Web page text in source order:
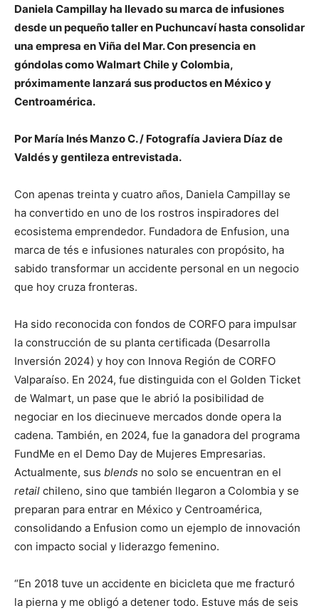
Daniela Campillay ha llevado su marca de infusiones
desde un pequeño taller en Puchuncaví hasta consolidar
una empresa en Viña del Mar. Con presencia en
góndolas como Walmart Chile y Colombia,
próximamente lanzará sus productos en México y
Centroamérica.
Por María Inés Manzo C. / Fotografía Javiera Díaz de
Valdés y gentileza entrevistada.
Con apenas treinta y cuatro años, Daniela Campillay se
ha convertido en uno de los rostros inspiradores del
ecosistema emprendedor. Fundadora de Enfusion, una
marca de tés e infusiones naturales con propósito, ha
sabido transformar un accidente personal en un negocio
que hoy cruza fronteras.
Ha sido reconocida con fondos de CORFO para impulsar
la construcción de su planta certificada (Desarrolla
Inversión 2024) y hoy con Innova Región de CORFO
Valparaíso. En 2024, fue distinguida con el Golden Ticket
de Walmart, un pase que le abrió la posibilidad de
negociar en los diecinueve mercados donde opera la
cadena. También, en 2024, fue la ganadora del programa
FundMe en el Demo Day de Mujeres Empresarias.
Actualmente, sus blends no solo se encuentran en el
retail chileno, sino que también llegaron a Colombia y se
preparan para entrar en México y Centroamérica,
consolidando a Enfusion como un ejemplo de innovación
con impacto social y liderazgo femenino.
“En 2018 tuve un accidente en bicicleta que me fracturó
la pierna y me obligó a detener todo. Estuve más de seis